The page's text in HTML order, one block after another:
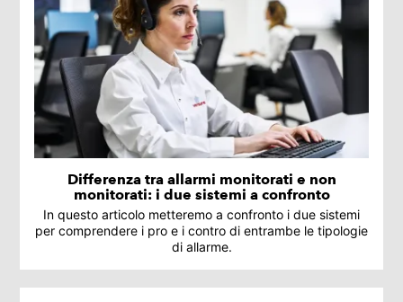
Differenza tra allarmi monitorati e non
monitorati: i due sistemi a confronto
In questo articolo metteremo a confronto i due sistemi
per comprendere i pro e i contro di entrambe le tipologie
di allarme.